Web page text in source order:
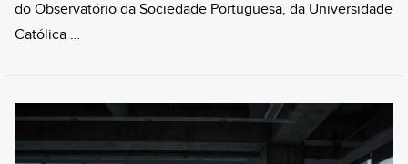
do Observatório da Sociedade Portuguesa, da Universidade
Católica …